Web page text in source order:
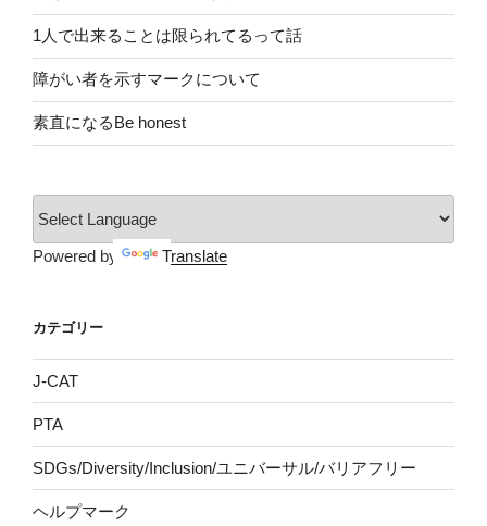
1人で出来ることは限られてるって話
障がい者を示すマークについて
素直になるBe honest
Powered by Translate
カテゴリー
J-CAT
PTA
SDGs/Diversity/Inclusion/ユニバーサル/バリアフリー
ヘルプマーク